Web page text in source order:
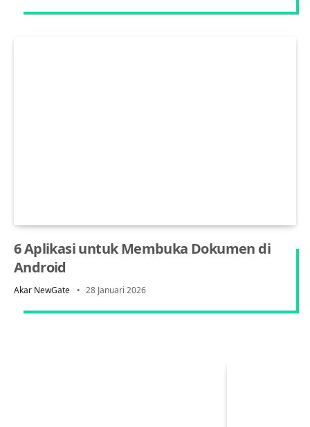
6 Aplikasi untuk Membuka Dokumen di
Android
Akar NewGate 28 Januari 2026